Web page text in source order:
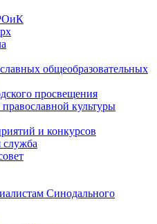
общеобразовательных
просвещения
культуры
и конкурсов
Синодального